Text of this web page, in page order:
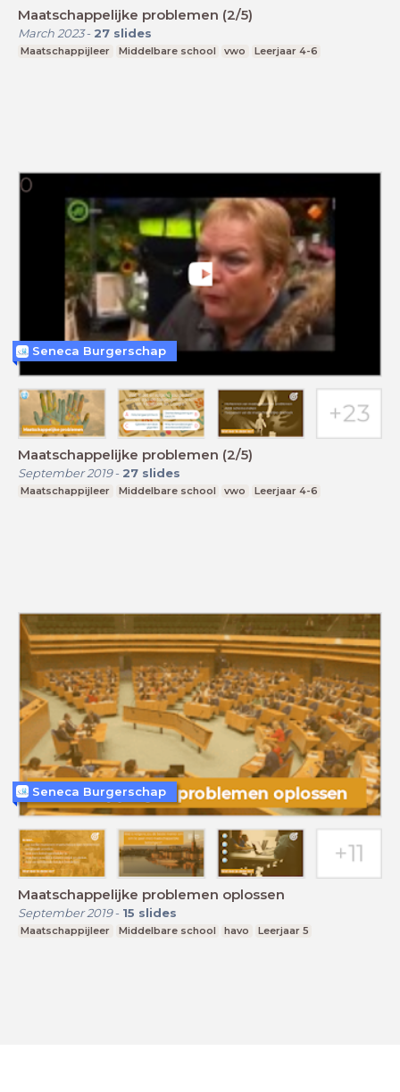
Maatschappelijke problemen (2/5)
March 2023- 27 slides
Maatschappijleer Middelbare school vwo Leerjaar 4-6
Maatschappelijke problemen (2/5)
September 2019- 27 slides
Maatschappijleer Middelbare school vwo Leerjaar 4-6
Seneca Burgerschap
Maatschappelijke problemen oplossen
September 2019- 15 slides
Maatschappijleer Middelbare school havo Leerjaar 5
Seneca Burgerschap